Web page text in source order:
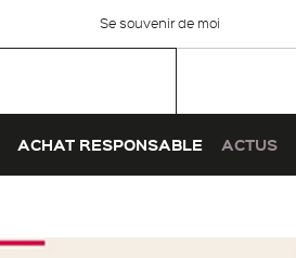
Se souvenir de moi
ACHAT RESPONSABLE ACTUS